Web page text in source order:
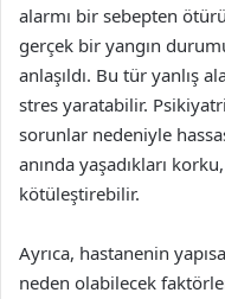
alarmı bir sebepten
gerçek bir yangın
anlaşıldı. Bu tür yanlış
stres yaratabilir.
sorunlar nedeniyle
anında yaşadıkları
kötüleştirebilir.
Ayrıca, hastanenin
neden olabilecek